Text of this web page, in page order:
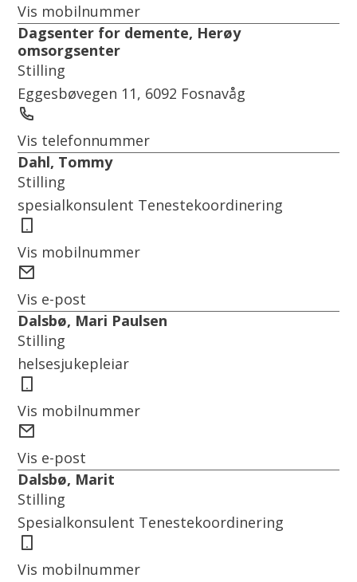
Vis mobilnummer
Dagsenter for demente, Herøy
omsorgsenter
Stilling
Eggesbøvegen 11, 6092 Fosnavåg
Vis telefonnummer
Dahl, Tommy
Stilling
spesialkonsulent Tenestekoordinering
Vis mobilnummer
post
Vis e-post
Dalsbø, Mari Paulsen
Stilling
helsesjukepleiar
Vis mobilnummer
post
Vis e-post
Dalsbø, Marit
Stilling
Spesialkonsulent Tenestekoordinering
Vis mobilnummer